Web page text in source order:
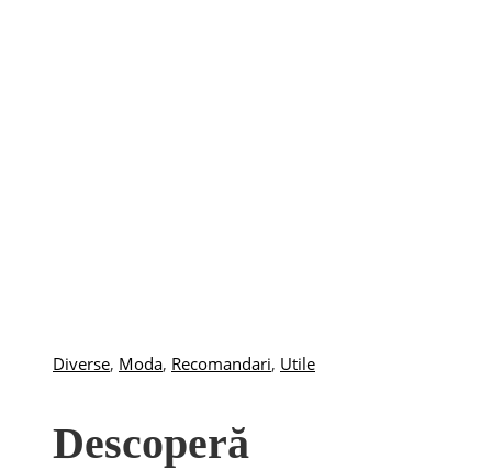
Diverse, Moda, Recomandari, Utile
Descoperă